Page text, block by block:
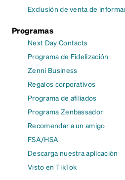
Exclusión de venta de
Programas
Next Day Contacts
Programa de Fidelización
Zenni Business
Regalos corporativos
Programa de afiliados
Programa Zenbassador
Recomendar a un amigo
FSA/HSA
Descarga nuestra aplicación
Visto en TikTok